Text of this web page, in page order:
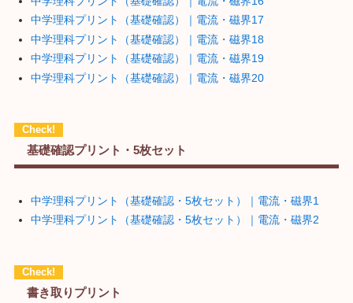
中学理科プリント（基礎確認）｜電流・磁界17
中学理科プリント（基礎確認）｜電流・磁界18
中学理科プリント（基礎確認）｜電流・磁界19
中学理科プリント（基礎確認）｜電流・磁界20
基礎確認プリント・5枚セット
中学理科プリント（基礎確認・5枚セット）｜電流・磁界1
中学理科プリント（基礎確認・5枚セット）｜電流・磁界2
書き取りプリント